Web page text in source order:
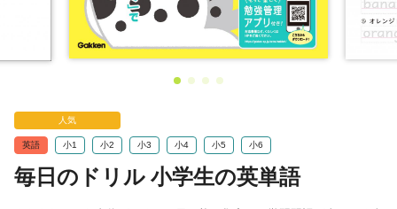
人気
英語 小1 小2 小3 小4 小5 小6
毎日のドリル 小学生の英単語